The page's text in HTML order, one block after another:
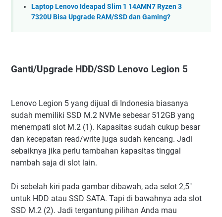
Laptop Lenovo Ideapad Slim 1 14AMN7 Ryzen 3
7320U Bisa Upgrade RAM/SSD dan Gaming?
Ganti/Upgrade HDD/SSD Lenovo Legion 5
Lenovo Legion 5 yang dijual di Indonesia biasanya
sudah memiliki SSD M.2 NVMe sebesar 512GB yang
menempati slot M.2 (1). Kapasitas sudah cukup besar
dan kecepatan read/write juga sudah kencang. Jadi
sebaiknya jika perlu tambahan kapasitas tinggal
nambah saja di slot lain.
Di sebelah kiri pada gambar dibawah, ada selot 2,5"
untuk HDD atau SSD SATA. Tapi di bawahnya ada slot
SSD M.2 (2). Jadi tergantung pilihan Anda mau